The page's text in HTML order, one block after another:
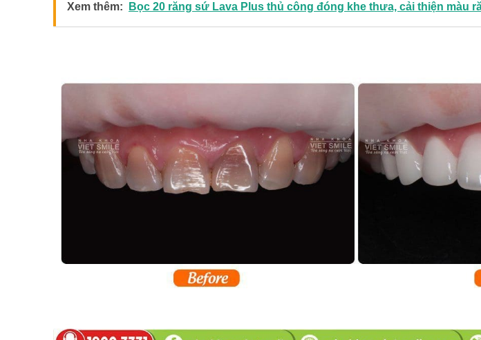
Xem thêm: Bọc 20 răng sứ Lava Plus thủ công đóng khe thưa, cải thiện màu